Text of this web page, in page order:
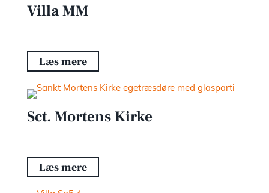
Villa MM
Læs mere
Sct. Mortens Kirke
Læs mere